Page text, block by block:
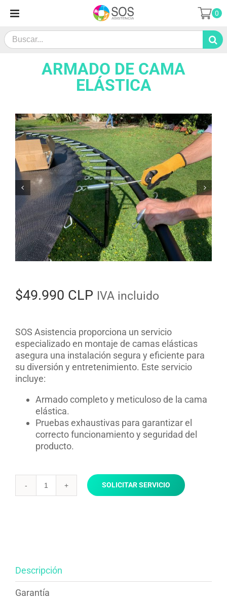
contenido
Search
for:
0
ARMADO DE CAMA
ELÁSTICA
 
$49.990 CLP IVA incluido
SOS Asistencia proporciona un servicio
especializado en montaje de camas elásticas
asegura una instalación segura y eficiente para
su diversión y entretenimiento. Este servicio
incluye:
Armado completo y meticuloso de la cama
elástica.
Pruebas exhaustivas para garantizar el
correcto funcionamiento y seguridad del
producto.
Armado
SOLICITAR SERVICIO
Descripción
Garantía